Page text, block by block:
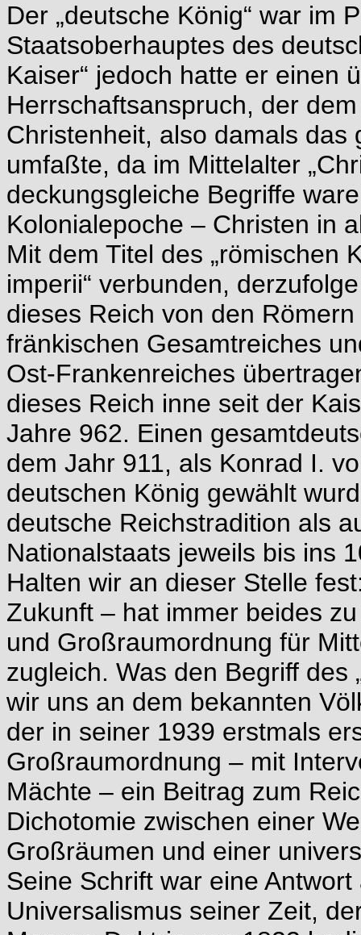
Der „deutsche König“ war im
Staatsoberhauptes des
Kaiser“ jedoch hatte er einen
Herrschaftsanspruch, der
Christenheit, also damals das
umfaßte, da im Mittelalter
deckungsgleiche Begriffe
Kolonialepoche – Christen in
Mit dem Titel des „römischen
imperii“ verbunden,
dieses Reich von den
fränkischen Gesamtreiches
Ost-Frankenreiches
dieses Reich inne seit der
Jahre 962. Einen
dem Jahr 911, als Konrad I.
deutschen König gewählt
deutsche Reichstradition als
Nationalstaats jeweils bis ins
Halten wir an dieser Stelle
Zukunft – hat immer beides
und Großraumordnung für
zugleich. Was den Begriff des
wir uns an dem bekannten
der in seiner 1939 erstmals
Großraumordnung – mit
Mächte – ein Beitrag zum
Dichotomie zwischen einer
Großräumen und einer
Seine Schrift war eine
Universalismus seiner Zeit,